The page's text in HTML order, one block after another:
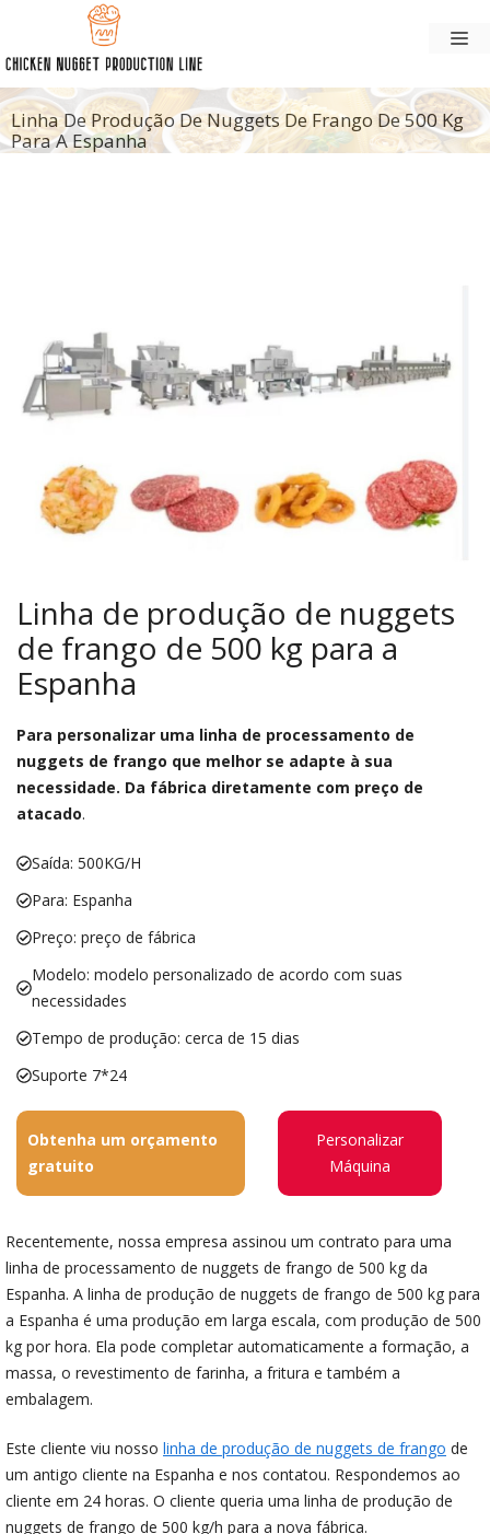
o
conteúdo
Linha De Produção De Nuggets De Frango De 500 Kg
Para A Espanha
Linha de produção de nuggets
de frango de 500 kg para a
Espanha
Para personalizar uma linha de processamento de
nuggets de frango que melhor se adapte à sua
necessidade. Da fábrica diretamente com preço de
atacado.
Saída: 500KG/H
Para: Espanha
Preço: preço de fábrica
Modelo: modelo personalizado de acordo com suas
necessidades
Tempo de produção: cerca de 15 dias
Suporte 7*24
Obtenha um orçamento
gratuito
Personalizar
Máquina
Recentemente, nossa empresa assinou um contrato para uma
linha de processamento de nuggets de frango de 500 kg da
Espanha. A linha de produção de nuggets de frango de 500 kg para
a Espanha é uma produção em larga escala, com produção de 500
kg por hora. Ela pode completar automaticamente a formação, a
massa, o revestimento de farinha, a fritura e também a
embalagem.
Este cliente viu nosso linha de produção de nuggets de frango de
um antigo cliente na Espanha e nos contatou. Respondemos ao
cliente em 24 horas. O cliente queria uma linha de produção de
nuggets de frango de 500 kg/h para a nova fábrica.